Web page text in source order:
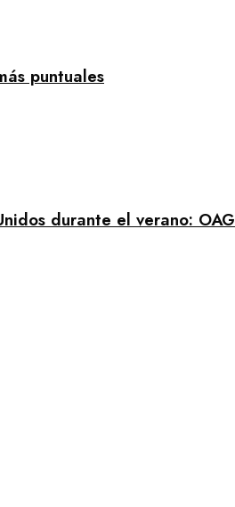
puntuales
durante el verano: OAG